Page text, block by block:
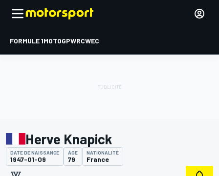
FORMULE 1MOTOGPWRCWEC
Herve Knapick
DATE DE NAISSANCE
1947-01-09
ÂGE
79
NATIONALITÉ
France